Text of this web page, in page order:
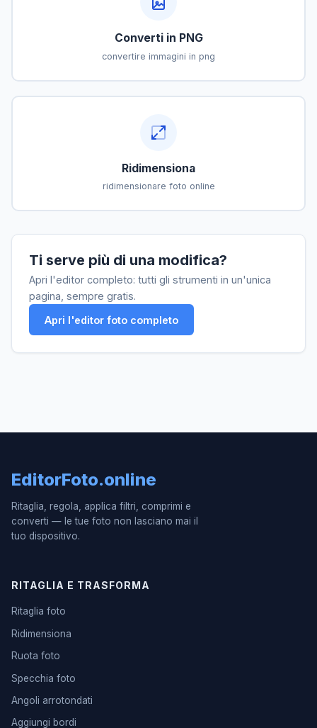
Converti in PNG
convertire immagini in png
Ridimensiona
ridimensionare foto online
Ti serve più di una modifica?
Apri l'editor completo: tutti gli strumenti in un'unica
pagina, sempre gratis.
Apri l'editor foto completo
EditorFoto.online
Ritaglia, regola, applica filtri, comprimi e
converti — le tue foto non lasciano mai il
tuo dispositivo.
RITAGLIA E TRASFORMA
Ritaglia foto
Ridimensiona
Ruota foto
Specchia foto
Angoli arrotondati
Aggiungi bordi